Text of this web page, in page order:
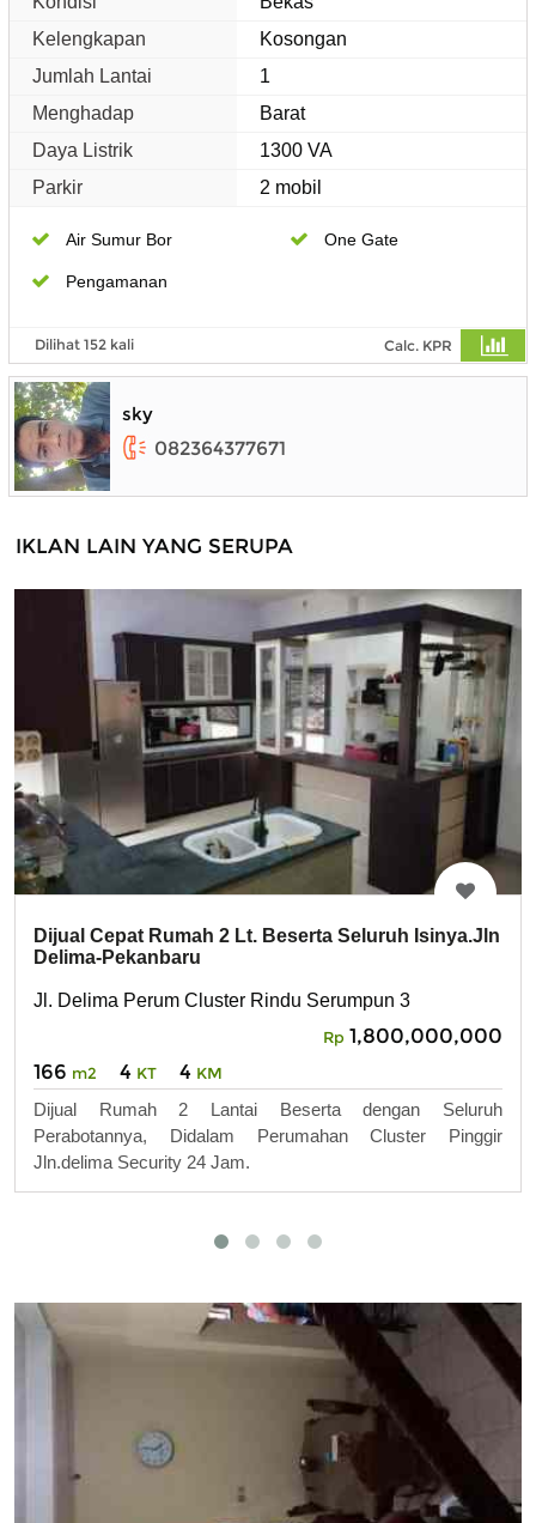
Kelengkapan
Kosongan
Jumlah Lantai
1
Menghadap
Barat
Daya Listrik
1300 VA
Parkir
2 mobil
Air Sumur Bor One Gate
Pengamanan
Dilihat 152 kali Calc. KPR
sky
082364377671
IKLAN LAIN YANG SERUPA
Dijual Cepat Rumah 2 Lt. Beserta Seluruh Isinya.Jln
Delima-Pekanbaru
Jl. Delima Perum Cluster Rindu Serumpun 3
Rp 1,800,000,000
166 m2 4 KT 4 KM
Dijual Rumah 2 Lantai Beserta dengan Seluruh
Perabotannya, Didalam Perumahan Cluster Pinggir
Jln.delima Security 24 Jam.